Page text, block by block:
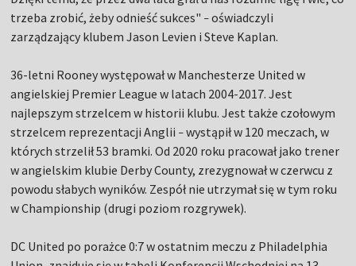
trzeba zrobić, żeby odnieść sukces" – oświadczyli
zarządzający klubem Jason Levien i Steve Kaplan.
36-letni Rooney występował w Manchesterze United w
angielskiej Premier League w latach 2004-2017. Jest
najlepszym strzelcem w historii klubu. Jest także czołowym
strzelcem reprezentacji Anglii – wystąpił w 120 meczach, w
których strzelił 53 bramki. Od 2020 roku pracował jako trener
w angielskim klubie Derby County, zrezygnował w czerwcu z
powodu słabych wyników. Zespół nie utrzymał się w tym roku
w Championship (drugi poziom rozgrywek).
DC United po porażce 0:7 w ostatnim meczu z Philadelphia